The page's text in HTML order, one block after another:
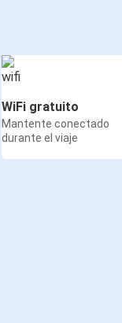
WiFi gratuito
Mantente conectado
durante el viaje